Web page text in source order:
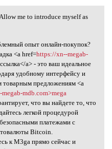
Allow me to
me to introduce myself as
опыт онлайн-покупок?
<a href=https://xn--megab-
a> - это ваш идеальное
удобному интерфейсу и
товарным предложениям <a
mdb.com>mega
что вы найдете то, что
легкой процедурой
платежами с
Bitcoin.
к M3ga прямо сейчас и